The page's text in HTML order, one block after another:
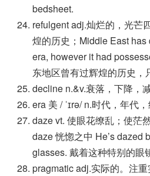
bedsheet.
refulgent adj.灿烂的，光芒
煌的历史；Middle East
era, however it had
东地区曾有过辉煌的历史，
decline n.&v.衰落，下降，减
era 美 / ˈɪrə/ n.时代，年代
daze vt. 使眼花缭乱；使茫
daze 恍惚之中 He’s dazed
glasses. 戴着这种特别的眼
pragmatic adj.实际的。注